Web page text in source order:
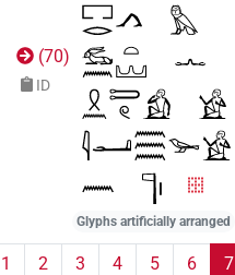
(70)
ID
Glyphs artificially arranged
1 2 3 4 5 6 7